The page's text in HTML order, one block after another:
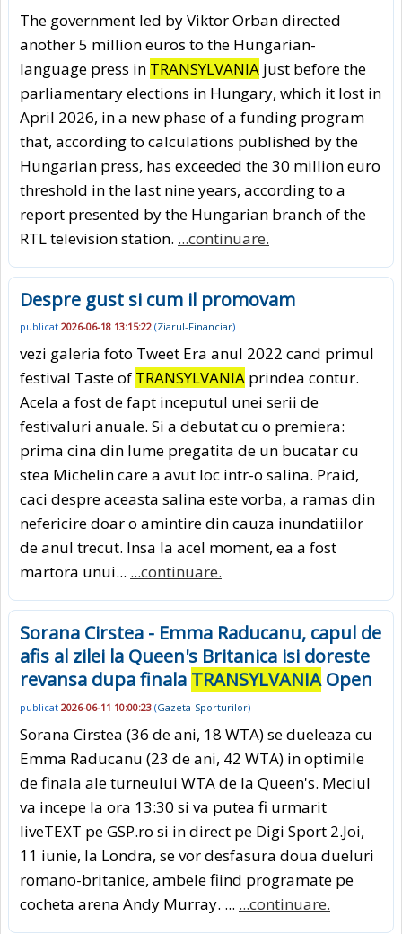
The government led by Viktor Orban directed
another 5 million euros to the Hungarian-
language press in TRANSYLVANIA just before the
parliamentary elections in Hungary, which it lost in
April 2026, in a new phase of a funding program
that, according to calculations published by the
Hungarian press, has exceeded the 30 million euro
threshold in the last nine years, according to a
report presented by the Hungarian branch of the
RTL television station. ...continuare.
Despre gust si cum il promovam
publicat 2026-06-18 13:15:22 (Ziarul-Financiar)
vezi galeria foto Tweet Era anul 2022 cand primul
festival Taste of TRANSYLVANIA prindea contur.
Acela a fost de fapt inceputul unei serii de
festivaluri anuale. Si a debutat cu o premiera:
prima cina din lume pregatita de un bucatar cu
stea Michelin care a avut loc intr-o salina. Praid,
caci despre aceasta salina este vorba, a ramas din
nefericire doar o amintire din cauza inundatiilor
de anul trecut. Insa la acel moment, ea a fost
martora unui... ...continuare.
Sorana Cirstea - Emma Raducanu, capul de
afis al zilei la Queen's Britanica isi doreste
revansa dupa finala TRANSYLVANIAOpen
publicat 2026-06-11 10:00:23 (Gazeta-Sporturilor)
Sorana Cirstea (36 de ani, 18 WTA) se dueleaza cu
Emma Raducanu (23 de ani, 42 WTA) in optimile
de finala ale turneului WTA de la Queen's. Meciul
va incepe la ora 13:30 si va putea fi urmarit
liveTEXT pe GSP.ro si in direct pe Digi Sport 2.Joi,
11 iunie, la Londra, se vor desfasura doua dueluri
romano-britanice, ambele fiind programate pe
cocheta arena Andy Murray. ... ...continuare.